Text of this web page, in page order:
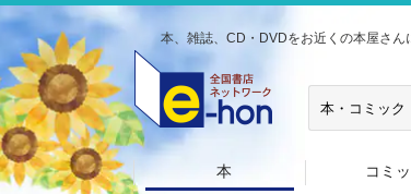
本、雑誌、CD・DVDをお近くの本屋さん
本 コミ